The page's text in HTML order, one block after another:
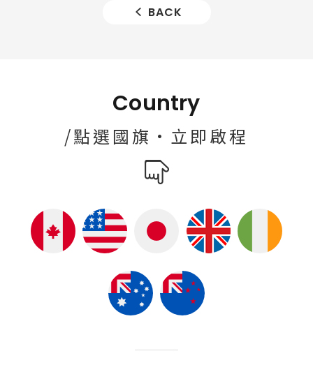
BACK
Country
/點選國旗·立即啟程